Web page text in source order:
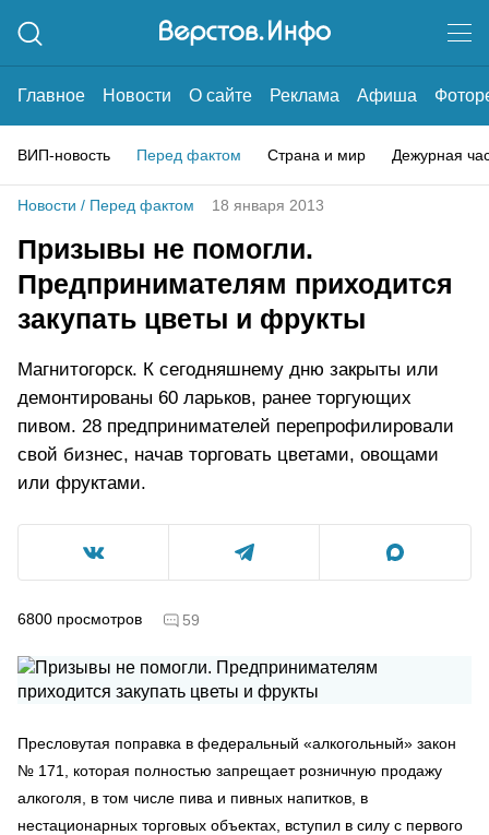
Главное Новости О сайте Реклама Афиша
ВИП-новость Перед фактом Страна и мир Дежурная
Новости / Перед фактом 18 января 2013
Призывы не помогли.
Предпринимателям приходится
закупать цветы и фрукты
Магнитогорск. К сегодняшнему дню закрыты или
демонтированы 60 ларьков, ранее торгующих
пивом. 28 предпринимателей перепрофилировали
свой бизнес, начав торговать цветами, овощами
или фруктами.
6800 просмотров 59
Пресловутая поправка в федеральный «алкогольный» закон
№ 171, которая полностью запрещает розничную продажу
алкоголя, в том числе пива и пивных напитков, в
нестационарных торговых объектах, вступил в силу с первого